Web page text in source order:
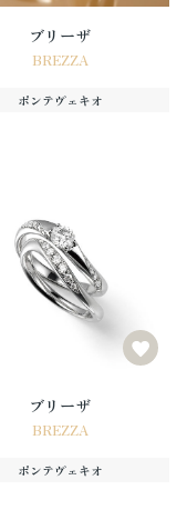
ブリーザ
BREZZA
ポンテヴェキオ
ブリーザ
BREZZA
ポンテヴェキオ